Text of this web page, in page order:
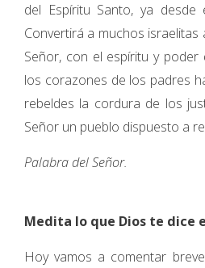
del Espíritu Santo, ya
Convertirá a muchos israelitas
Señor, con el espíritu y poder
los corazones de los padres
rebeldes la cordura de los
Señor un pueblo dispuesto a
Palabra del Señor.
Medita lo que Dios te dice
Hoy vamos a comentar